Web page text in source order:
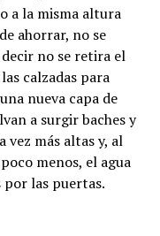
a la misma altura
ahorrar, no se
no se retira el
calzadas para
nueva capa de
a surgir baches y
vez más altas y, al
menos, el agua
por las puertas.